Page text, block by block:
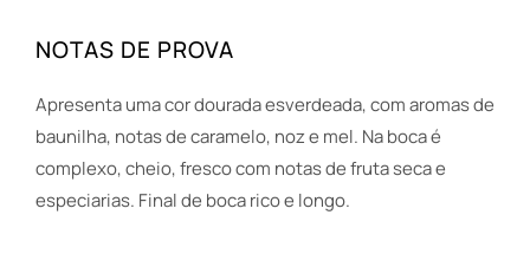
NOTAS DE PROVA
Apresenta uma cor dourada esverdeada, com aromas de
baunilha, notas de caramelo, noz e mel. Na boca é
complexo, cheio, fresco com notas de fruta seca e
especiarias. Final de boca rico e longo.